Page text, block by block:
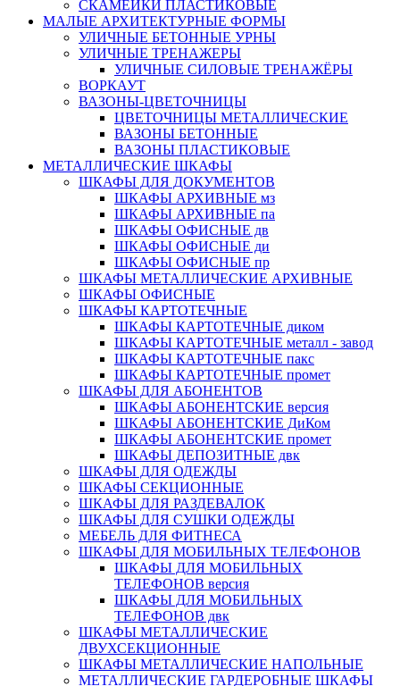
СКАМЕЙКИ ПЛАСТИКОВЫЕ
МАЛЫЕ АРХИТЕКТУРНЫЕ ФОРМЫ
УЛИЧНЫЕ БЕТОННЫЕ УРНЫ
УЛИЧНЫЕ ТРЕНАЖЕРЫ
УЛИЧНЫЕ СИЛОВЫЕ ТРЕНАЖЁРЫ
ВОРКАУТ
ВАЗОНЫ-ЦВЕТОЧНИЦЫ
ЦВЕТОЧНИЦЫ МЕТАЛЛИЧЕСКИЕ
ВАЗОНЫ БЕТОННЫЕ
ВАЗОНЫ ПЛАСТИКОВЫЕ
МЕТАЛЛИЧЕСКИЕ ШКАФЫ
ШКАФЫ ДЛЯ ДОКУМЕНТОВ
ШКАФЫ АРХИВНЫЕ мз
ШКАФЫ АРХИВНЫЕ па
ШКАФЫ ОФИСНЫЕ дв
ШКАФЫ ОФИСНЫЕ ди
ШКАФЫ ОФИСНЫЕ пр
ШКАФЫ МЕТАЛЛИЧЕСКИЕ АРХИВНЫЕ
ШКАФЫ ОФИСНЫЕ
ШКАФЫ КАРТОТЕЧНЫЕ
ШКАФЫ КАРТОТЕЧНЫЕ диком
ШКАФЫ КАРТОТЕЧНЫЕ металл - завод
ШКАФЫ КАРТОТЕЧНЫЕ пакс
ШКАФЫ КАРТОТЕЧНЫЕ промет
ШКАФЫ ДЛЯ АБОНЕНТОВ
ШКАФЫ АБОНЕНТСКИЕ версия
ШКАФЫ АБОНЕНТСКИЕ ДиКом
ШКАФЫ АБОНЕНТСКИЕ промет
ШКАФЫ ДЕПОЗИТНЫЕ двк
ШКАФЫ ДЛЯ ОДЕЖДЫ
ШКАФЫ СЕКЦИОННЫЕ
ШКАФЫ ДЛЯ РАЗДЕВАЛОК
ШКАФЫ ДЛЯ СУШКИ ОДЕЖДЫ
МЕБЕЛЬ ДЛЯ ФИТНЕСА
ШКАФЫ ДЛЯ МОБИЛЬНЫХ ТЕЛЕФОНОВ
ШКАФЫ ДЛЯ МОБИЛЬНЫХ
ТЕЛЕФОНОВ версия
ШКАФЫ ДЛЯ МОБИЛЬНЫХ
ТЕЛЕФОНОВ двк
ШКАФЫ МЕТАЛЛИЧЕСКИЕ
ДВУХСЕКЦИОННЫЕ
ШКАФЫ МЕТАЛЛИЧЕСКИЕ НАПОЛЬНЫЕ
МЕТАЛЛИЧЕСКИЕ ГАРДЕРОБНЫЕ ШКАФЫ